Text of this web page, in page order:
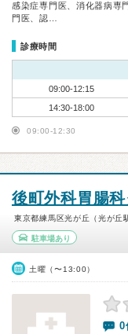
感染症専門医、消化器病専
門医、認…
診療時間
09:00-12:15
14:30-18:00
09:00-12:30
後町外科胃腸
東京都練馬区光が丘（光が丘
駐車場あり
土曜（〜13:00）
0